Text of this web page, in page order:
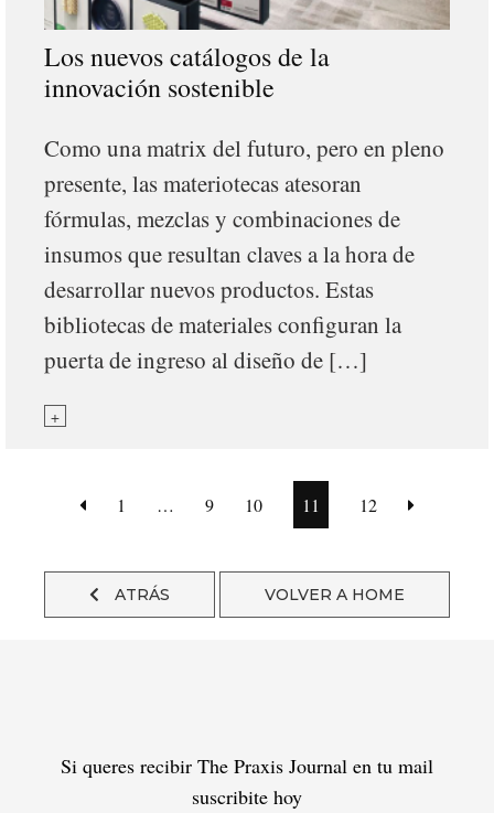
Los nuevos catálogos de la
innovación sostenible
Como una matrix del futuro, pero en pleno
presente, las materiotecas atesoran
fórmulas, mezclas y combinaciones de
insumos que resultan claves a la hora de
desarrollar nuevos productos. Estas
bibliotecas de materiales configuran la
puerta de ingreso al diseño de […]
+
1 … 9 10 11 12
ATRÁS VOLVER A HOME
Si queres recibir The Praxis Journal en tu mail
suscribite hoy